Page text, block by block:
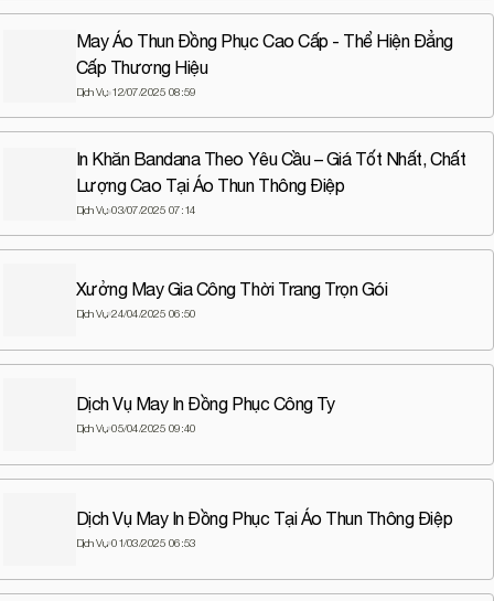
May Áo Thun Đồng Phục Cao Cấp - Thể Hiện Đẳng
Cấp Thương Hiệu
Dịch Vụ 12/07/2025 08:59
In Khăn Bandana Theo Yêu Cầu – Giá Tốt Nhất, Chất
Lượng Cao Tại Áo Thun Thông Điệp
Dịch Vụ 03/07/2025 07:14
Xưởng May Gia Công Thời Trang Trọn Gói
Dịch Vụ 24/04/2025 06:50
Dịch Vụ May In Đồng Phục Công Ty
Dịch Vụ 05/04/2025 09:40
Dịch Vụ May In Đồng Phục Tại Áo Thun Thông Điệp
Dịch Vụ 01/03/2025 06:53